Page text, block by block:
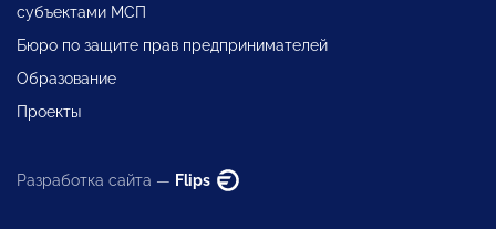
субъектами МСП
Бюро по защите прав предпринимателей
Образование
Проекты
Разработка сайта — Flips